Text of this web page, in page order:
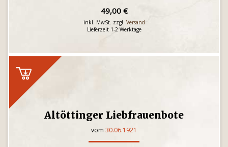
49,00 €
inkl. MwSt. zzgl. Versand
Lieferzeit 1-2 Werktage
Altöttinger Liebfrauenbote
vom 30.06.1921